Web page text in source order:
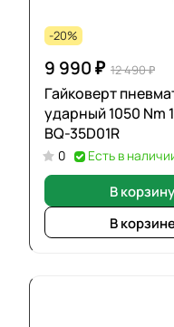
-20%
9 990 ₽ 12 490 ₽
Гайковерт
ударный 1050 Nm
BQ-35D01R
0 Есть в
В корзину
В